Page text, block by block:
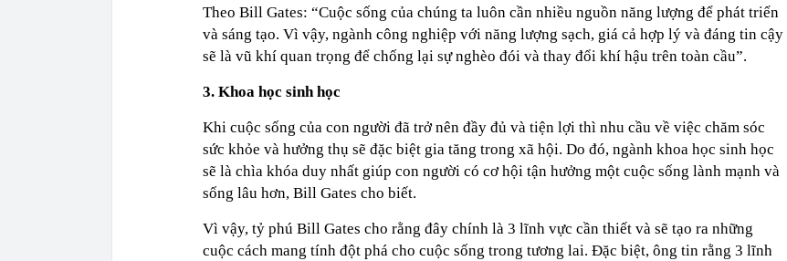
Theo Bill Gates: “Cuộc sống của chúng ta luôn cần nhiều nguồn năng lượng để phát triển
và sáng tạo. Vì vậy, ngành công nghiệp với năng lượng sạch, giá cả hợp lý và đáng tin cậy
sẽ là vũ khí quan trọng để chống lại sự nghèo đói và thay đổi khí hậu trên toàn cầu”.
3. Khoa học sinh học
Khi cuộc sống của con người đã trở nên đầy đủ và tiện lợi thì nhu cầu về việc chăm sóc
sức khỏe và hưởng thụ sẽ đặc biệt gia tăng trong xã hội. Do đó, ngành khoa học sinh học
sẽ là chìa khóa duy nhất giúp con người có cơ hội tận hưởng một cuộc sống lành mạnh và
sống lâu hơn, Bill Gates cho biết.
Vì vậy, tỷ phú Bill Gates cho rằng đây chính là 3 lĩnh vực cần thiết và sẽ tạo ra những
cuộc cách mang tính đột phá cho cuộc sống trong tương lai. Đặc biệt, ông tin rằng 3 lĩnh